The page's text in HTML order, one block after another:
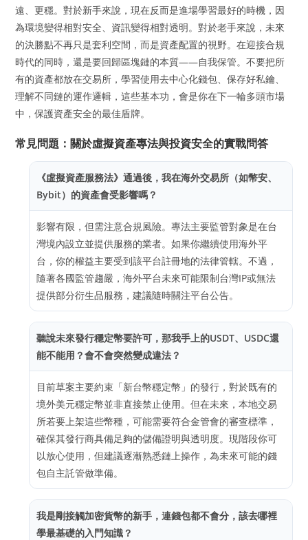
遠、更穩。對於新手來說，現在反而是進場學習最好的時機，因
為環境變得相對安全、資訊變得相對透明。對於老手來說，未來
的決勝點不再只是套利空間，而是資產配置的視野。在迎接合規
時代的同時，還是要回歸區塊鏈的本質——自我保管。不要把所
有的資產都放在交易所，學習使用去中心化錢包、保存好私鑰、
理解不同鏈的運作邏輯，這些基本功，會是你在下一輪多頭市場
中，保護資產安全的最佳盾牌。
常見問題：關於虛擬資產專法與投資安全的實戰問答
《虛擬資產服務法》通過後，我在海外交易所（如幣安、
Bybit）的資產會受影響嗎？
影響有限，但需注意合規風險。專法主要監管對象是在台
灣境內設立並提供服務的業者。如果你繼續使用海外平
台，你的權益主要受到該平台註冊地的法律管轄。不過，
隨著各國監管趨嚴，海外平台未來可能限制台灣IP或無法
提供部分衍生品服務，建議隨時關注平台公告。
聽說未來發行穩定幣要許可，那我手上的USDT、USDC還
能不能用？會不會突然變成違法？
目前草案主要約束「新台幣穩定幣」的發行，對於既有的
境外美元穩定幣並非直接禁止使用。但在未來，本地交易
所若要上架這些幣種，可能需要符合金管會的審查標準，
確保其發行商具備足夠的儲備證明與透明度。現階段你可
以放心使用，但建議逐漸熟悉鏈上操作，為未來可能的錢
包自主託管做準備。
我是剛接觸加密貨幣的新手，連錢包都不會分，該去哪裡
學最基礎的入門知識？